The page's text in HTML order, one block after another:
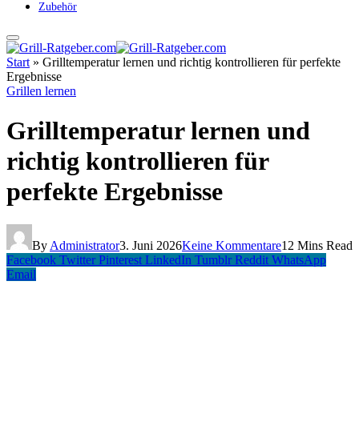
Zubehör
Start » Grilltemperatur lernen und richtig kontrollieren für perfekte
Ergebnisse
Grillen lernen
Grilltemperatur lernen und
richtig kontrollieren für
perfekte Ergebnisse
By Administrator3. Juni 2026Keine Kommentare12 Mins Read
Facebook Twitter Pinterest LinkedIn Tumblr Reddit WhatsApp
Email